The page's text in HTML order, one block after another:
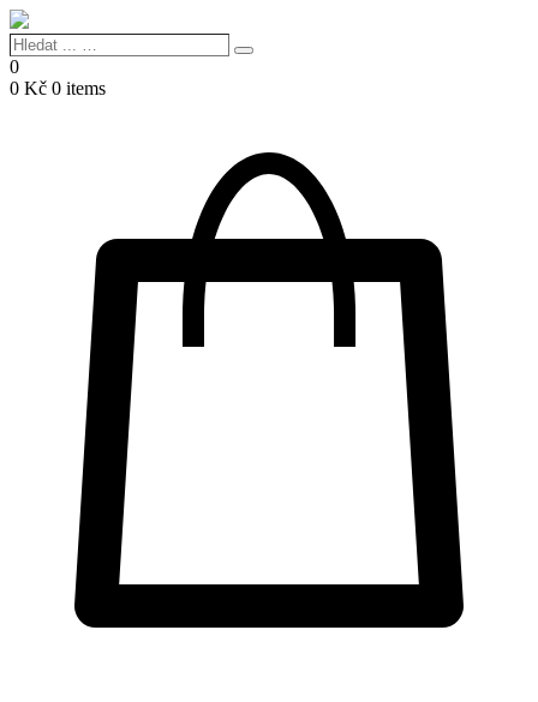
Hledat
...
…
Search
0
0 Kč 0 items